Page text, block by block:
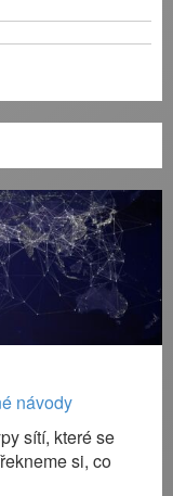
návody
sítí, které se
si, co